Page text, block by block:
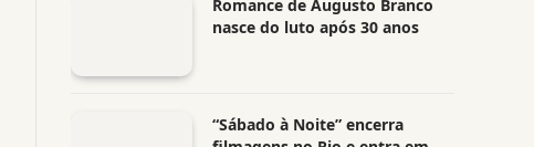
Romance de Augusto Branco
nasce do luto após 30 anos
“Sábado à Noite” encerra